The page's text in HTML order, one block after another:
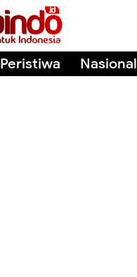
Peristiwa Nasional